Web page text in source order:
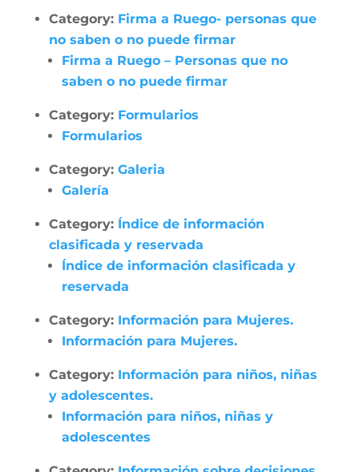
Category: Firma a Ruego- personas que
no saben o no puede firmar
Firma a Ruego – Personas que no
saben o no puede firmar
Category: Formularios
Formularios
Category: Galeria
Galería
Category: Índice de información
clasificada y reservada
Índice de información clasificada y
reservada
Category: Información para Mujeres.
Información para Mujeres.
Category: Información para niños, niñas
y adolescentes.
Información para niños, niñas y
adolescentes